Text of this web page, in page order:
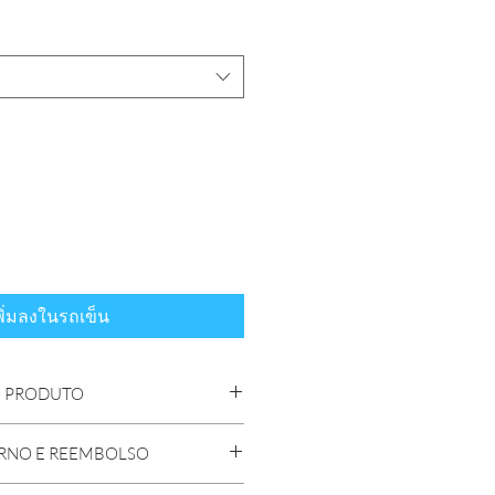
มลงในรถเข็น
sobre o seu produto, como
especiais e instruções para
E REEMBOLSO